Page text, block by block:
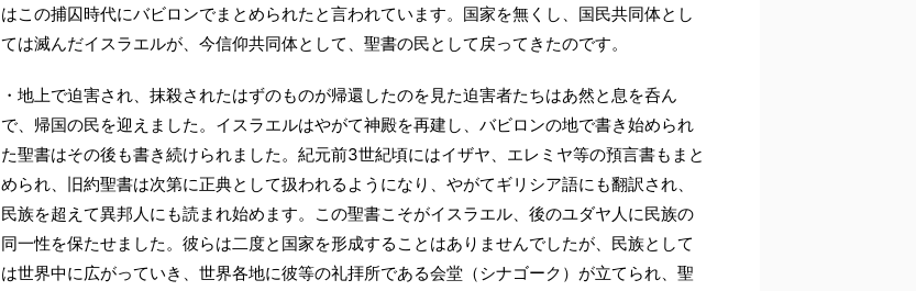
はこの捕囚時代にバビロンでまとめられたと言われています。国家を無くし、国民共同体とし
ては滅んだイスラエルが、今信仰共同体として、聖書の民として戻ってきたのです。
・地上で迫害され、抹殺されたはずのものが帰還したのを見た迫害者たちはあ然と息を呑ん
で、帰国の民を迎えました。イスラエルはやがて神殿を再建し、バビロンの地で書き始められ
た聖書はその後も書き続けられました。紀元前3世紀頃にはイザヤ、エレミヤ等の預言書もまと
められ、旧約聖書は次第に正典として扱われるようになり、やがてギリシア語にも翻訳され、
民族を超えて異邦人にも読まれ始めます。この聖書こそがイスラエル、後のユダヤ人に民族の
同一性を保たせました。彼らは二度と国家を形成することはありませんでしたが、民族として
は世界中に広がっていき、世界各地に彼等の礼拝所である会堂（シナゴーク）が立てられ、聖